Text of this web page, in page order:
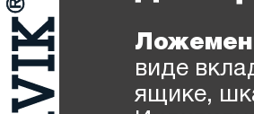
виде
ящике,